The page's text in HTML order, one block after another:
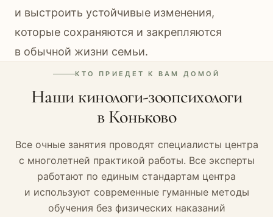
и выстроить устойчивые изменения,
которые сохраняются и закрепляются
в обычной жизни семьи.
КТО ПРИЕДЕТ К ВАМ ДОМОЙ
Наши кинологи-зоопсихологи
в Коньково
Все очные занятия проводят специалисты центра
с многолетней практикой работы. Все эксперты
работают по единым стандартам центра
и используют современные гуманные методы
обучения без физических наказаний